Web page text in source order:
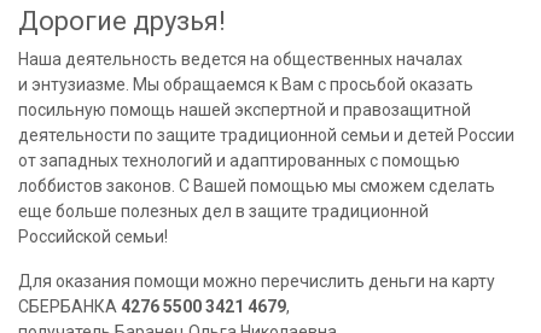
Дорогие друзья!
Наша деятельность ведется на общественных началах
и энтузиазме. Мы обращаемся к Вам с просьбой оказать
посильную помощь нашей экспертной и правозащитной
деятельности по защите традиционной семьи и детей России
от западных технологий и адаптированных с помощью
лоббистов законов. С Вашей помощью мы сможем сделать
еще больше полезных дел в защите традиционной
Российской семьи!
Для оказания помощи можно перечислить деньги на карту
СБЕРБАНКА 4276 5500 3421 4679,